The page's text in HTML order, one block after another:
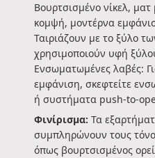
Βουρτσισμένο νίκελ,
κομψή, μοντέρνα
Ταιριάζουν με το ξύλο
χρησιμοποιούν υφή
Ενσωματωμένες λαβές:
εμφάνιση, σκεφτείτε
ή συστήματα push-to-
Φινίρισμα: Τα
συμπληρώνουν τους
όπως βουρτσισμένος